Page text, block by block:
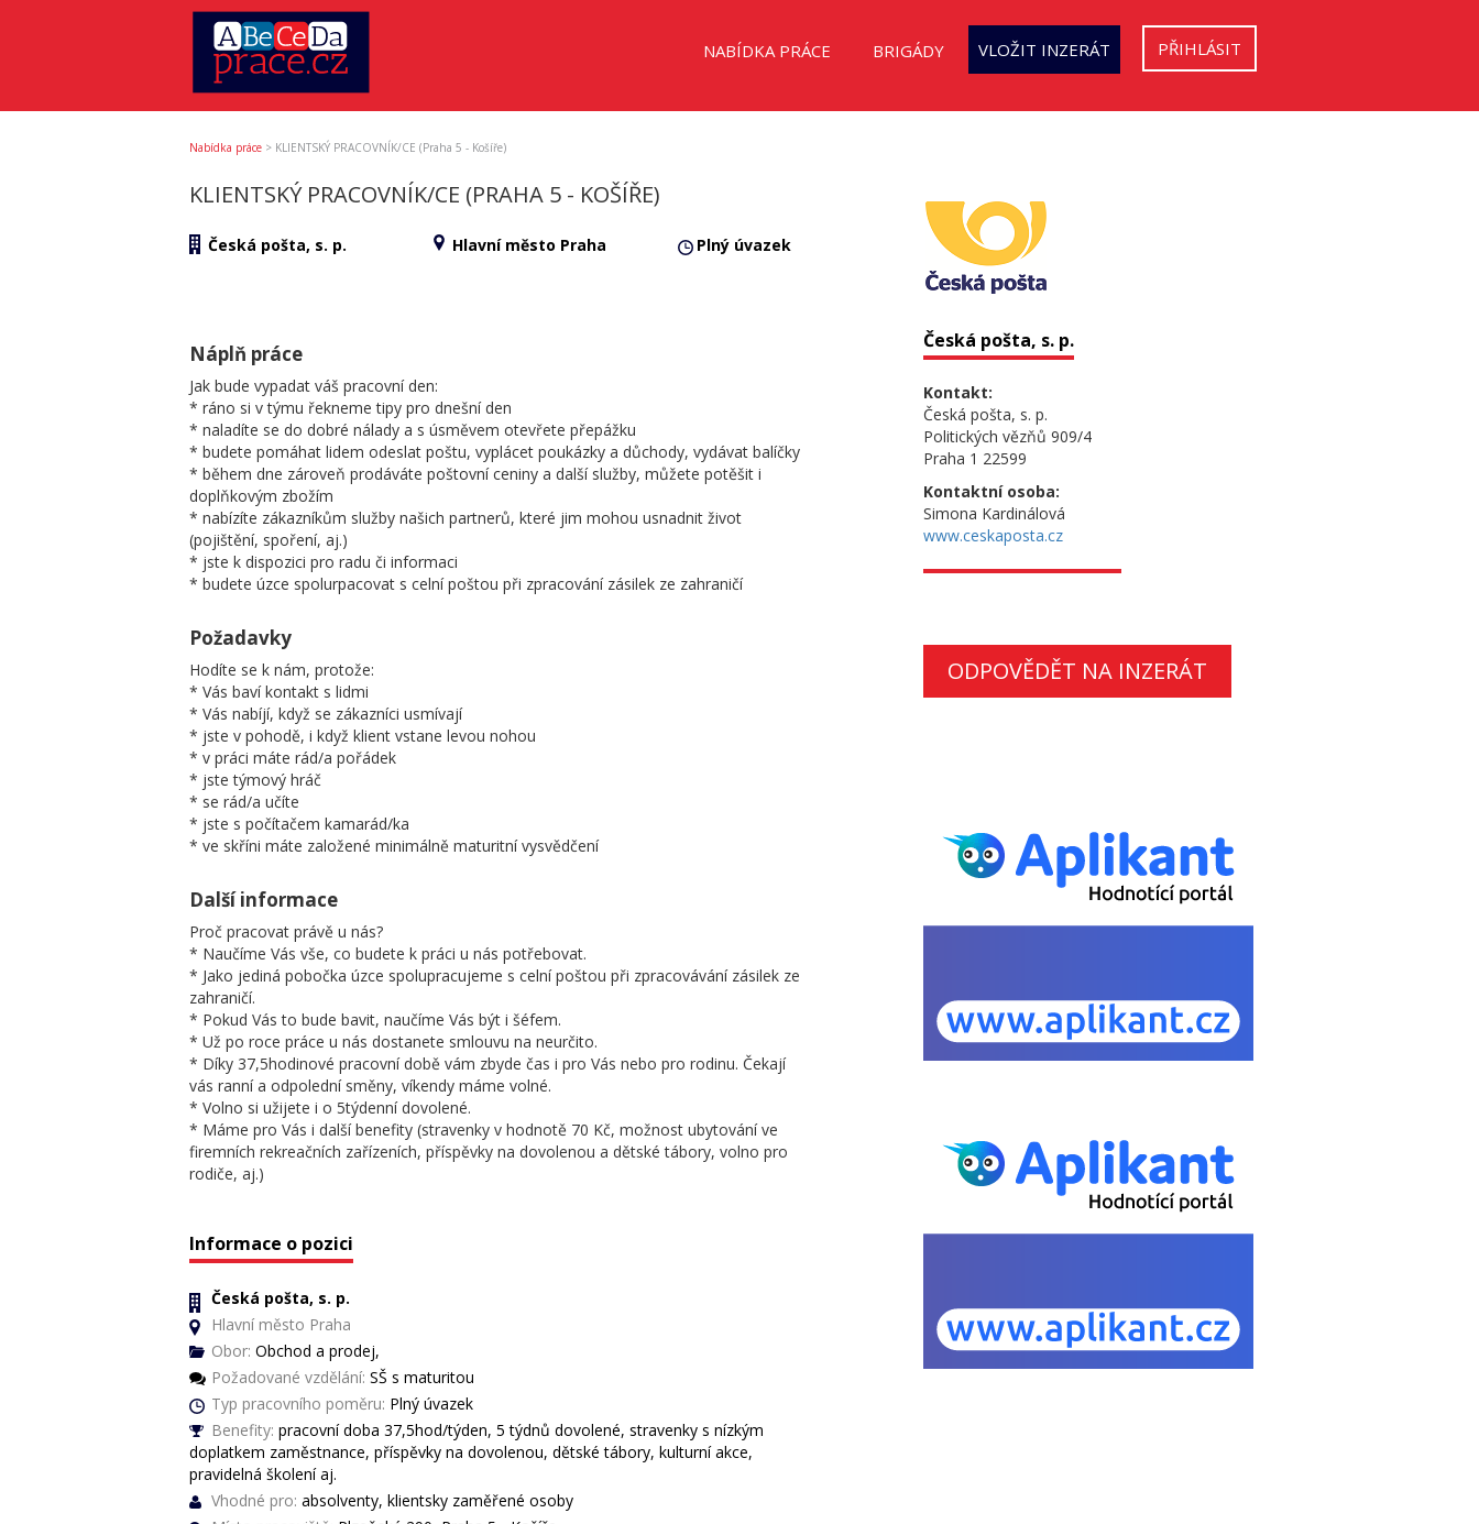
NABÍDKA PRÁCE BRIGÁDY VLOŽIT INZERÁT PŘIHLÁSIT
Nabídka práce > KLIENTSKÝ PRACOVNÍK/CE (Praha 5 - Košíře)
KLIENTSKÝ PRACOVNÍK/CE (PRAHA 5 - KOŠÍŘE)
Česká pošta, s. p. Hlavní město Praha Plný úvazek
Náplň práce
Jak bude vypadat váš pracovní den:
* ráno si v týmu řekneme tipy pro dnešní den
* naladíte se do dobré nálady a s úsměvem otevřete přepážku
* budete pomáhat lidem odeslat poštu, vyplácet poukázky a důchody, vydávat balíčky
* během dne zároveň prodáváte poštovní ceniny a další služby, můžete potěšit i
doplňkovým zbožím
* nabízíte zákazníkům služby našich partnerů, které jim mohou usnadnit život
(pojištění, spoření, aj.)
* jste k dispozici pro radu či informaci
* budete úzce spolurpacovat s celní poštou při zpracování zásilek ze zahraničí
Požadavky
Hodíte se k nám, protože:
* Vás baví kontakt s lidmi
* Vás nabíjí, když se zákazníci usmívají
* jste v pohodě, i když klient vstane levou nohou
* v práci máte rád/a pořádek
* jste týmový hráč
* se rád/a učíte
* jste s počítačem kamarád/ka
* ve skříni máte založené minimálně maturitní vysvědčení
Další informace
Proč pracovat právě u nás?
* Naučíme Vás vše, co budete k práci u nás potřebovat.
* Jako jediná pobočka úzce spolupracujeme s celní poštou při zpracovávání zásilek ze
zahraničí.
* Pokud Vás to bude bavit, naučíme Vás být i šéfem.
* Už po roce práce u nás dostanete smlouvu na neurčito.
* Díky 37,5hodinové pracovní době vám zbyde čas i pro Vás nebo pro rodinu. Čekají
vás ranní a odpolední směny, víkendy máme volné.
* Volno si užijete i o 5týdenní dovolené.
* Máme pro Vás i další benefity (stravenky v hodnotě 70 Kč, možnost ubytování ve
firemních rekreačních zařízeních, příspěvky na dovolenou a dětské tábory, volno pro
rodiče, aj.)
Informace o pozici
Česká pošta, s. p.
Hlavní město Praha
Obor: Obchod a prodej,
Požadované vzdělání: SŠ s maturitou
Typ pracovního poměru: Plný úvazek
Benefity: pracovní doba 37,5hod/týden, 5 týdnů dovolené, stravenky s nízkým
doplatkem zaměstnance, příspěvky na dovolenou, dětské tábory, kulturní akce,
pravidelná školení aj.
Vhodné pro: absolventy, klientsky zaměřené osoby
Česká pošta, s. p.
Kontakt:
Česká pošta, s. p.
Politických vězňů 909/4
Praha 1 22599
Kontaktní osoba:
Simona Kardinálová
www.ceskaposta.cz
ODPOVĚDĚT NA INZERÁT